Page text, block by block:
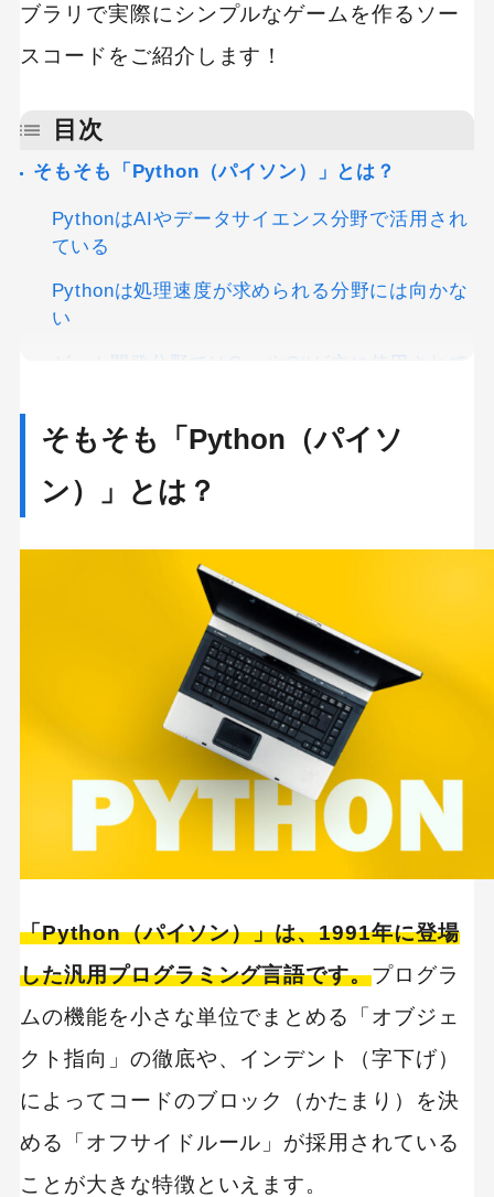
ブラリで実際にシンプルなゲームを作るソー
スコードをご紹介します！
目次
そもそも「Python（パイソン）」とは？
PythonはAIやデータサイエンス分野で活用され
ている
Pythonは処理速度が求められる分野には向かな
い
ゲーム開発分野ではC++やC#が主に使用されて
Pythonでゲームを開発する方法3選
独自のPythonコーディングだけで開発する
Python用のゲームエンジンで開発する
Pythonのグラフィックライブラリ5選
Tkinter
Arcade
Pythonのゲームエンジン3選
初心者がPythonでゲーム開発を習得するための
そもそも「Python（パイソ
ン）」とは？
「Python（パイソン）」は、1991年に登場
した汎用プログラミング言語です。プログラ
ムの機能を小さな単位でまとめる「オブジェ
クト指向」の徹底や、インデント（字下げ）
によってコードのブロック（かたまり）を決
める「オフサイドルール」が採用されている
ことが大きな特徴といえます。